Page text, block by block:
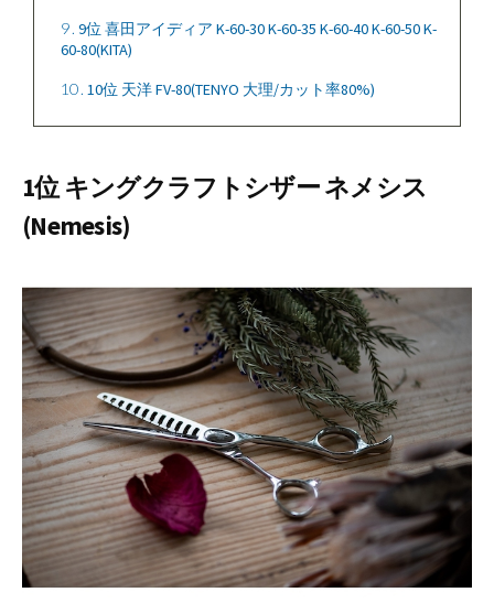
9 9位 喜田アイディア K-60-30 K-60-35 K-60-40 K-60-50 K-
60-80(KITA)
10 10位 天洋 FV-80(TENYO 大理/カット率80%)
1位 キングクラフトシザー ネメシス
(Nemesis)